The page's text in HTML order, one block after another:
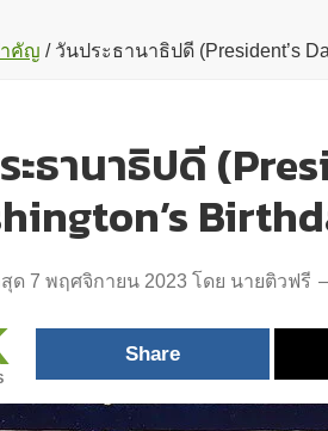
คัญ /วันประธานาธิปดี (President’s
ะธานาธิปดี
ด 7 พฤศจิกายน 2023 โดย นายติวฟรี
Share